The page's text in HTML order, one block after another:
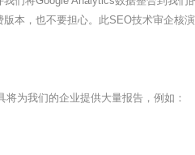
本，也不要担心。此SEO技术审企核
为我们的企业提供大量报告，例如：